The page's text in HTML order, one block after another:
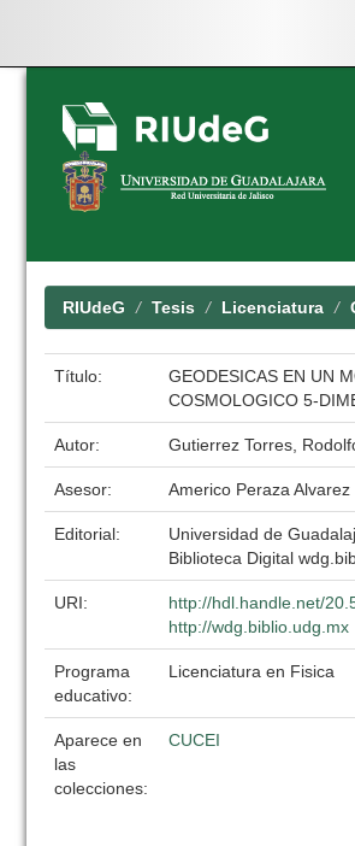
Skip
navigation
RIUdeG Tesis Licenciatura
Título:
GEODESICAS EN UN
COSMOLOGICO 5-
Autor: Gutierrez Torres,
Asesor: Americo Peraza Alvarez
Editorial:
Universidad de
Biblioteca Digital
URI:
http://hdl.handle.net/
http://wdg.biblio.udg.mx
Programa
educativo:
Licenciatura en Fisica
Aparece en
las
colecciones:
CUCEI